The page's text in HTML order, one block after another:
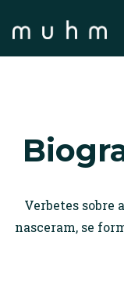
Verbetes sobre
nasceram, se